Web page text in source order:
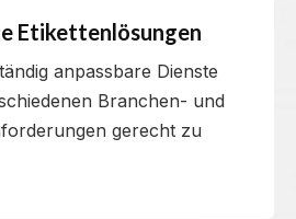
Etikettenlösungen
anpassbare Dienste
Branchen- und
gerecht zu